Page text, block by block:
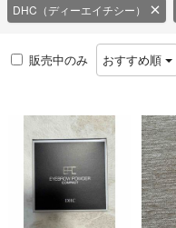
DHC（ディーエイチシー）
販売中のみ おすすめ順